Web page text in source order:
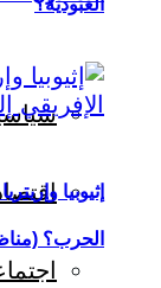
العبودية؟
إثيوبيا
الحرب؟